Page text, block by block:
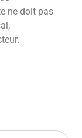
ne doit pas